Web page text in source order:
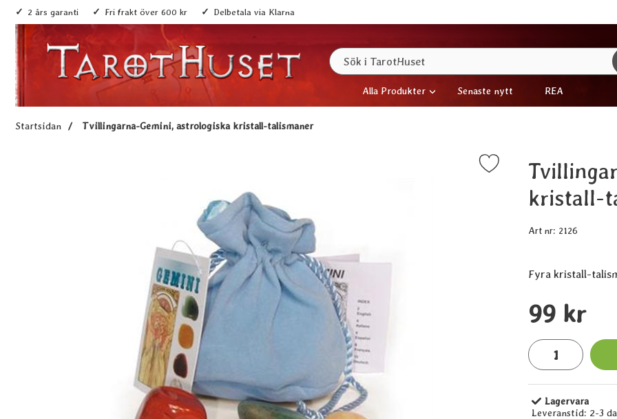
2 års garanti Fri frakt över 600 kr Delbetala via Klarna
Sök
Alla Produkter Senaste nytt REA
Startsidan Tvillingarna-Gemini, astrologiska kristall-talismaner
Markera tvillingarna-Gemini, astrologiska kristall-talismaner
kristall-
Art nr: 2126
Fyra kristall-
pris
99 kr
antal
Tillgänglighet:
Lagervara
Leveranstid: 2-3